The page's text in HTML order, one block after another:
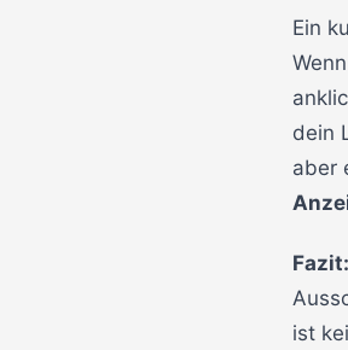
Ein
dein
aber
Fazit:
ist